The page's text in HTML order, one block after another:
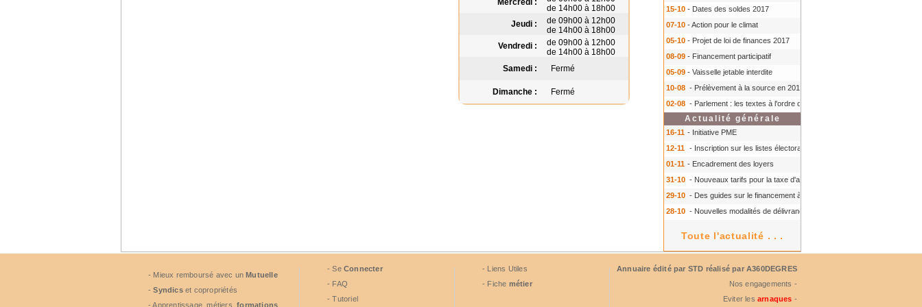
15-10 - Dates des soldes 2017
07-10 - Action pour le climat
05-10 - Projet de loi de finances 2017
08-09 - Financement participatif
05-09 - Vaisselle jetable interdite
10-08 - Prélèvement à la source en 2018
02-08 - Parlement : les textes à l'ordre du jour à l'automne 2016
Actualité générale
16-11 - Initiative PME
12-11 - Inscription sur les listes électorales : comment faire ?
01-11 - Encadrement des loyers
31-10 - Nouveaux tarifs pour la taxe d'aéroport
29-10 - Des guides sur le financement à court terme des TPE
28-10 - Nouvelles modalités de délivrance du Certiphyto
Toute l'actualité . . .
Mercredi :
de 14h00 à 18h00
Jeudi :
de 09h00 à 12h00
de 14h00 à 18h00
Vendredi :
de 09h00 à 12h00
de 14h00 à 18h00
Samedi :
Fermé
Dimanche : Fermé
- Mieux remboursé avec unMutuelle
-Syndicset copropriétés
- Apprentissage, métiers,formations
- Se Connecter
- FAQ
- Tutoriel
- Liens Utiles
- Fiche métier
Annuaire édité par STD réalisé par A360DEGRES
Nos engagements -
Eviter les arnaques -